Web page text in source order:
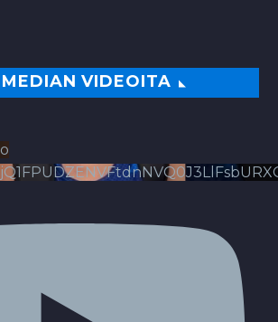
VIDEOITA